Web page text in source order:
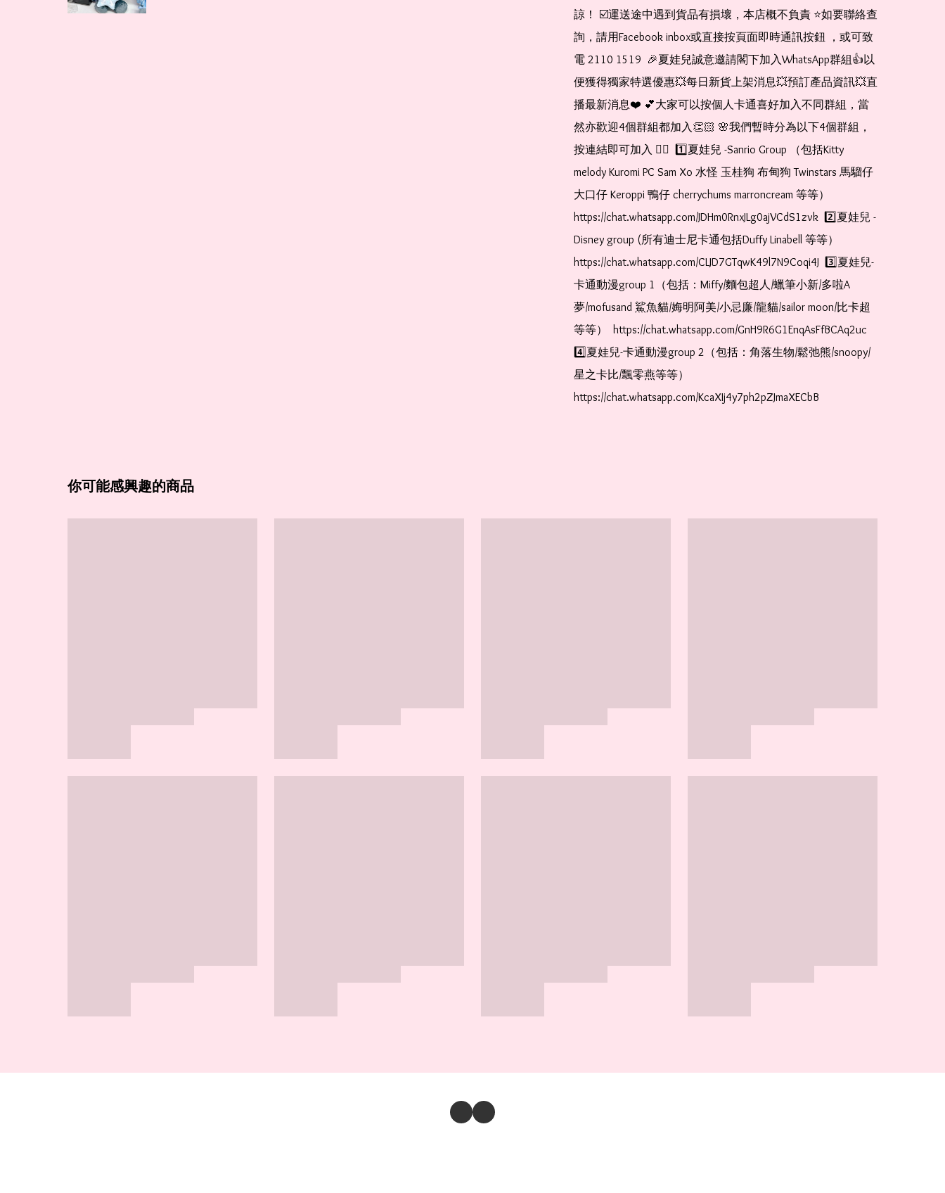
諒！ ☑️運送途中遇到貨品有損壞，本店概不負責 ⭐️如要聯絡查
詢，請用Facebook inbox或直接按頁面即時通訊按鈕 ，或可致
電 2110 1519  🎉夏娃兒誠意邀請閣下加入WhatsApp群組👍以
便獲得獨家特選優惠💥每日新貨上架消息💥預訂產品資訊💥直
播最新消息❤️ 💕大家可以按個人卡通喜好加入不同群組，當
然亦歡迎4個群組都加入👏🏻 🌸我們暫時分為以下4個群組，
按連結即可加入 👇🏻  1️⃣夏娃兒 -Sanrio Group （包括Kitty
melody Kuromi PC Sam Xo 水怪 玉桂狗 布甸狗 Twinstars 馬騮仔
大口仔 Keroppi 鴨仔 cherrychums marroncream 等等）
https://chat.whatsapp.com/JDHm0RnxJLg0ajVCdS1zvk  2️⃣夏娃兒 -
Disney group (所有迪士尼卡通包括Duffy Linabell 等等）
https://chat.whatsapp.com/CLJD7GTqwK49l7N9Coqi4J  3️⃣夏娃兒-
卡通動漫group 1（包括：Miffy/麵包超人/蠟筆小新/多啦A
夢/mofusand 鯊魚貓/娒明阿美/小忌廉/龍貓/sailor moon/比卡超
等等）  https://chat.whatsapp.com/GnH9R6G1EnqAsFfBCAq2uc
4️⃣夏娃兒-卡通動漫group 2（包括：角落生物/鬆弛熊/snoopy/
星之卡比/飄零燕等等）
https://chat.whatsapp.com/KcaXIj4y7ph2pZJmaXECbB
你可能感興趣的商品